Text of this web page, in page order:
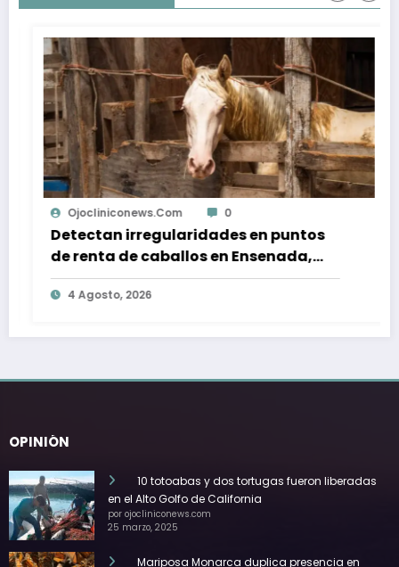
Ojocliniconews.com 0
Detectan irregularidades en puntos
de renta de caballos en Ensenada,
tras muerte de equino montado por
turista
4 Agosto, 2026
OPINIÓN
10 totoabas y dos tortugas fueron liberadas
en el Alto Golfo de California
por ojocliniconews.com
25 marzo, 2025
Mariposa Monarca duplica presencia en